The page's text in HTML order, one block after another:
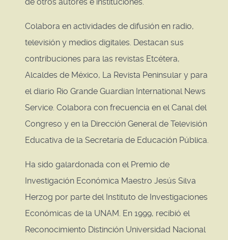
Colabora en actividades de difusión en radio,
televisión y medios digitales. Destacan sus
contribuciones para las revistas Etcétera,
Alcaldes de México, La Revista Peninsular y para
el diario Rio Grande Guardian International News
Service. Colabora con frecuencia en el Canal del
Congreso y en la Dirección General de Televisión
Educativa de la Secretaría de Educación Pública.
Ha sido galardonada con el Premio de
Investigación Económica Maestro Jesús Silva
Herzog por parte del Instituto de Investigaciones
Económicas de la UNAM. En 1999, recibió el
Reconocimiento Distinción Universidad Nacional